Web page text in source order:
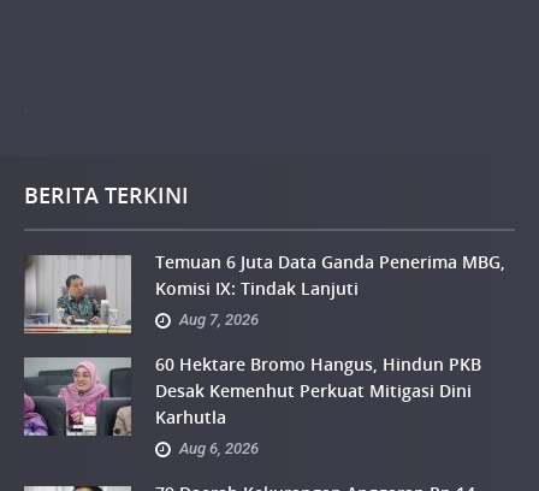
BERITA TERKINI
Temuan 6 Juta Data Ganda Penerima MBG,
Komisi IX: Tindak Lanjuti
Aug 7, 2026
60 Hektare Bromo Hangus, Hindun PKB
Desak Kemenhut Perkuat Mitigasi Dini
Karhutla
Aug 6, 2026